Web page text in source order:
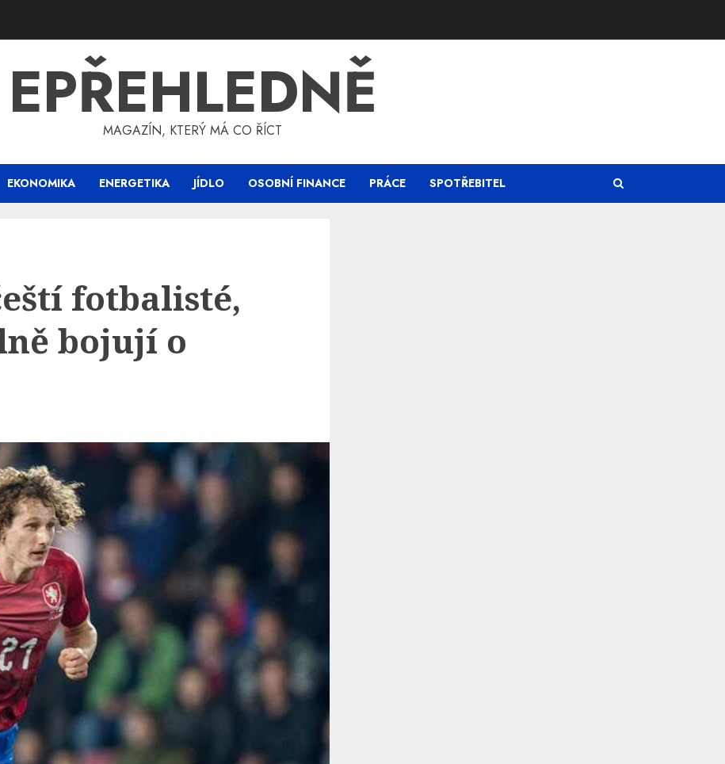
EPŘEHLEDNĚ
MAGAZÍN, KTERÝ MÁ CO ŘÍCT
EKONOMIKA ENERGETIKA JÍDLO OSOBNÍ FINANCE PRÁCE SPOTŘEBITEL
fotbalisté,
bojují o